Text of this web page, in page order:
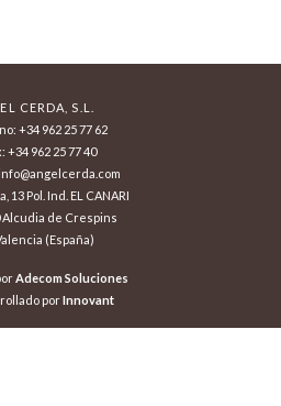
CERDA, S.L.
+34 962 25 77 62
+34 962 25 77 40
13 Pol. Ind. EL CANARI
Alcudia de Crespins
(España)
Adecom Soluciones
porInnovant